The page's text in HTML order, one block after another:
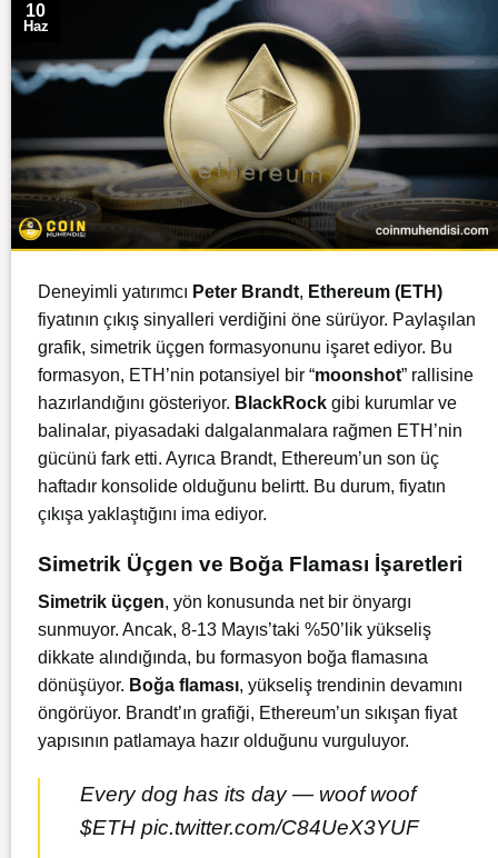
10
Haz
Deneyimli yatırımcı Peter Brandt, Ethereum (ETH)
fiyatının çıkış sinyalleri verdiğini öne sürüyor. Paylaşılan
grafik, simetrik üçgen formasyonunu işaret ediyor. Bu
formasyon, ETH’nin potansiyel bir “moonshot” rallisine
hazırlandığını gösteriyor. BlackRock gibi kurumlar ve
balinalar, piyasadaki dalgalanmalara rağmen ETH’nin
gücünü fark etti. Ayrıca Brandt, Ethereum’un son üç
haftadır konsolide olduğunu belirtt. Bu durum, fiyatın
çıkışa yaklaştığını ima ediyor.
Simetrik Üçgen ve Boğa Flaması İşaretleri
Simetrik üçgen, yön konusunda net bir önyargı
sunmuyor. Ancak, 8-13 Mayıs’taki %50’lik yükseliş
dikkate alındığında, bu formasyon boğa flamasına
dönüşüyor. Boğa flaması, yükseliş trendinin devamını
öngörüyor. Brandt’ın grafiği, Ethereum’un sıkışan fiyat
yapısının patlamaya hazır olduğunu vurguluyor.
Every dog has its day — woof woof
$ETH pic.twitter.com/C84UeX3YUF